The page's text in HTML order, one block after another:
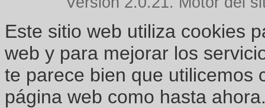
Este sitio web utiliza cookies
web y para mejorar los
te parece bien que utilicemos
página web como hasta